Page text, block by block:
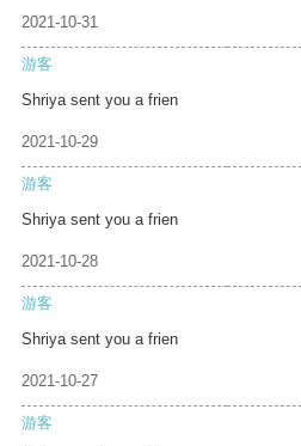
2021-10-31
游客
Shriya sent you a frien
2021-10-29
游客
Shriya sent you a frien
2021-10-28
游客
Shriya sent you a frien
2021-10-27
游客